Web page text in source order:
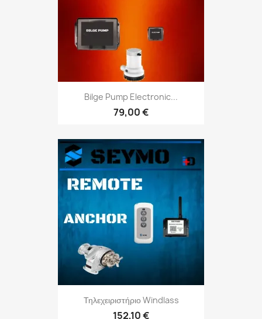
Bilge Pump Electronic...
79,00 €
Τηλεχειριστήριο Windlass
152,10 €